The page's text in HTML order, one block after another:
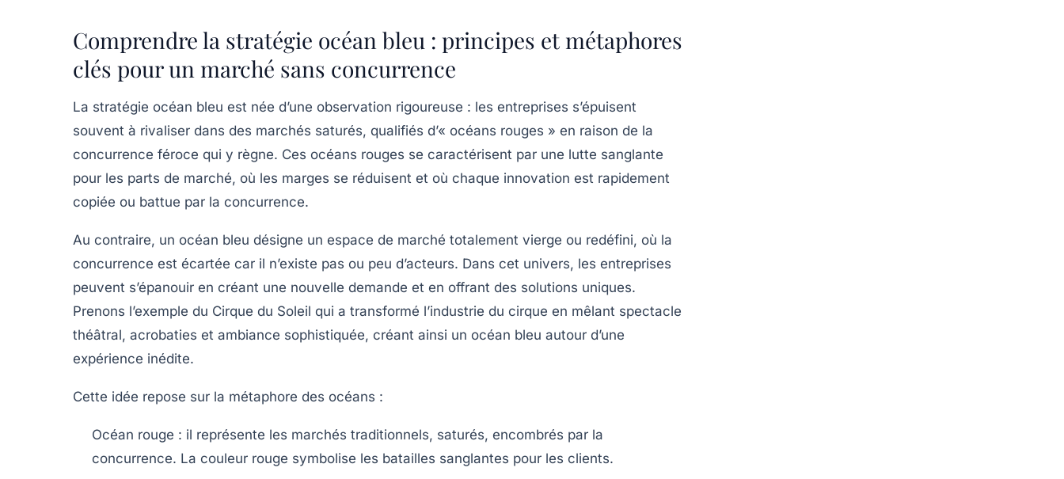
Comprendre la stratégie océan bleu : principes et métaphores
clés pour un marché sans concurrence
La stratégie océan bleu est née d’une observation rigoureuse : les entreprises s’épuisent
souvent à rivaliser dans des marchés saturés, qualifiés d’« océans rouges » en raison de la
concurrence féroce qui y règne. Ces océans rouges se caractérisent par une lutte sanglante
pour les parts de marché, où les marges se réduisent et où chaque innovation est rapidement
copiée ou battue par la concurrence.
Au contraire, un océan bleu désigne un espace de marché totalement vierge ou redéfini, où la
concurrence est écartée car il n’existe pas ou peu d’acteurs. Dans cet univers, les entreprises
peuvent s’épanouir en créant une nouvelle demande et en offrant des solutions uniques.
Prenons l’exemple du Cirque du Soleil qui a transformé l’industrie du cirque en mêlant spectacle
théâtral, acrobaties et ambiance sophistiquée, créant ainsi un océan bleu autour d’une
expérience inédite.
Cette idée repose sur la métaphore des océans :
Océan rouge : il représente les marchés traditionnels, saturés, encombrés par la
concurrence. La couleur rouge symbolise les batailles sanglantes pour les clients.